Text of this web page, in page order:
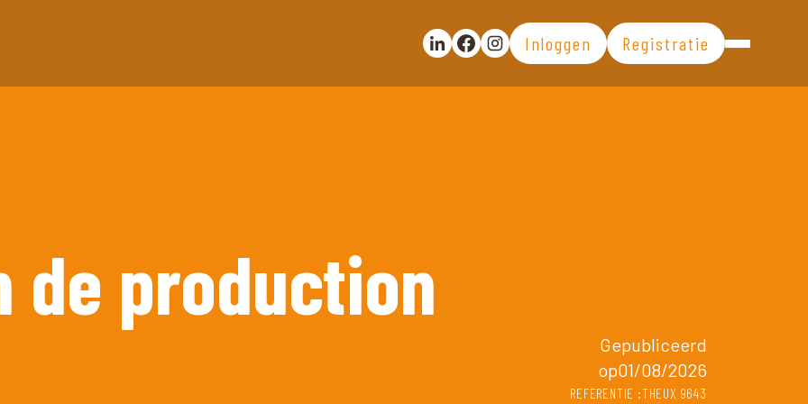
Partager la publication sur Linkedin
Partager la publication sur Facebook
Voir la page Instagram
Inloggen Registratie
de production
Gepubliceerd
op01/08/2026
REFERENTIE :THEUX 9643